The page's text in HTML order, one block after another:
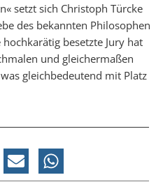
setzt sich Christoph Türcke
des bekannten Philosophen
besetzte Jury hat
und gleichermaßen
gleichbedeutend mit Platz